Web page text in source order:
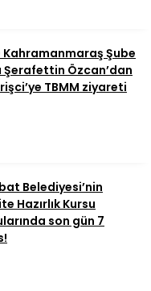
Kahramanmaraş Şube
Şerafettin Özcan’dan
TBMM ziyareti
Belediyesi’nin
Hazırlık Kursu
son gün 7